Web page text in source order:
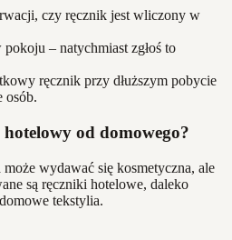
czy ręcznik jest wliczony w
– natychmiast zgłoś to
ręcznik przy dłuższym pobycie
osób.
od domowego?
wydawać się kosmetyczna, ale
są ręczniki hotelowe, daleko
tekstylia.